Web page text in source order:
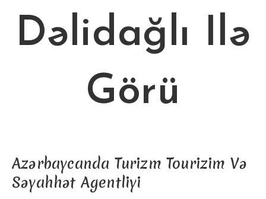
Dəlidağlı Ilə
Görü
Azərbaycanda Turizm Tourizim Və
Səyahhət Agentliyi